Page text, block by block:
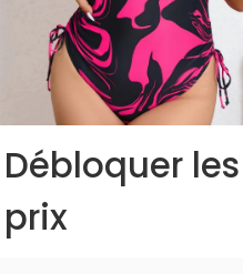
Débloquer les
prix